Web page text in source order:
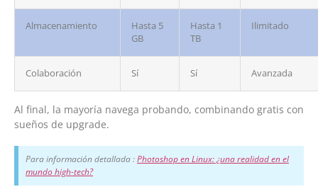
Almacenamiento
Hasta 5
GB
Hasta 1
TB
Ilimitado
Colaboración Sí Sí Avanzada
Al final, la mayoría navega probando, combinando gratis con
sueños de upgrade.
Para información detallada :Photoshop en Linux: ¿una realidad en el
mundo high-tech?